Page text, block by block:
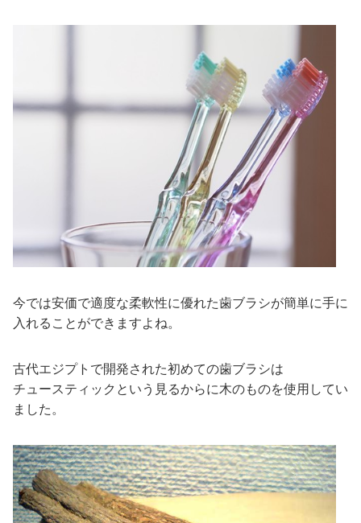
今では安価で適度な柔軟性に優れた歯ブラシが簡単に手に
入れることができますよね。
古代エジプトで開発された初めての歯ブラシは
チュースティックという見るからに木のものを使用してい
ました。